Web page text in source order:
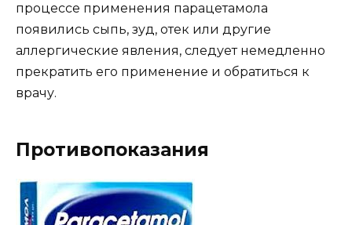
процессе применения парацетамола
появились сыпь, зуд, отек или другие
аллергические явления, следует немедленно
прекратить его применение и обратиться к
врачу.
Противопоказания